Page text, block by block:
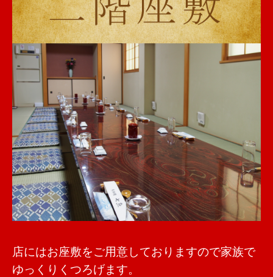
店にはお座敷をご用意しておりますので家族で
ゆっくりくつろげます。